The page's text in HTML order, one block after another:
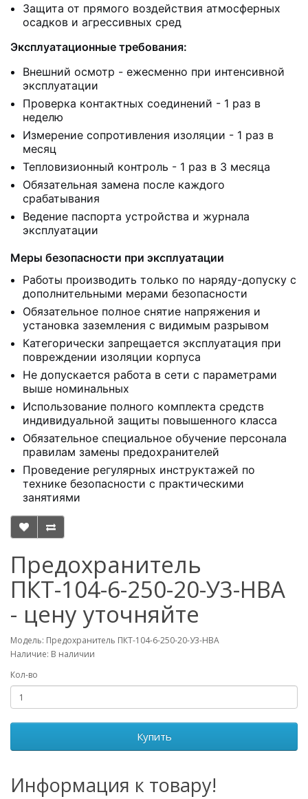
Защита от прямого воздействия атмосферных
осадков и агрессивных сред
Эксплуатационные требования:
Внешний осмотр - ежесменно при интенсивной
эксплуатации
Проверка контактных соединений - 1 раз в
неделю
Измерение сопротивления изоляции - 1 раз в
месяц
Тепловизионный контроль - 1 раз в 3 месяца
Обязательная замена после каждого
срабатывания
Ведение паспорта устройства и журнала
эксплуатации
Меры безопасности при эксплуатации
Работы производить только по наряду-допуску с
дополнительными мерами безопасности
Обязательное полное снятие напряжения и
установка заземления с видимым разрывом
Категорически запрещается эксплуатация при
повреждении изоляции корпуса
Не допускается работа в сети с параметрами
выше номинальных
Использование полного комплекта средств
индивидуальной защиты повышенного класса
Обязательное специальное обучение персонала
правилам замены предохранителей
Проведение регулярных инструктажей по
технике безопасности с практическими
занятиями
Предохранитель
ПКТ-104-6-250-20-У3-НВА
- цену уточняйте
Модель: Предохранитель ПКТ-104-6-250-20-У3-НВА
Наличие: В наличии
Кол-во
Купить
Информация к товару!